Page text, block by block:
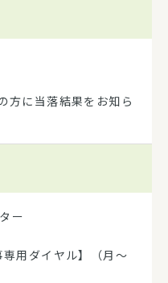
に当落結果をお知ら
ー
用ダイヤル】（月～